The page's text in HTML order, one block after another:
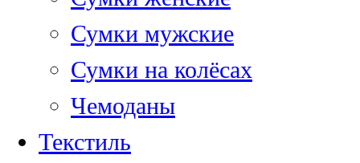
Сумки мужские
Сумки на колёсах
Чемоданы
Текстиль